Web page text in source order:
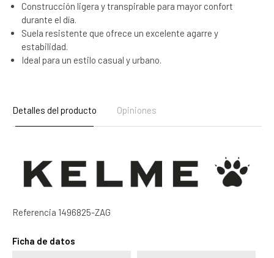
Construcción ligera y transpirable para mayor confort
durante el día.
Suela resistente que ofrece un excelente agarre y
estabilidad.
Ideal para un estilo casual y urbano.
Detalles del producto Opiniones
Referencia 1496825-ZAG
Ficha de datos